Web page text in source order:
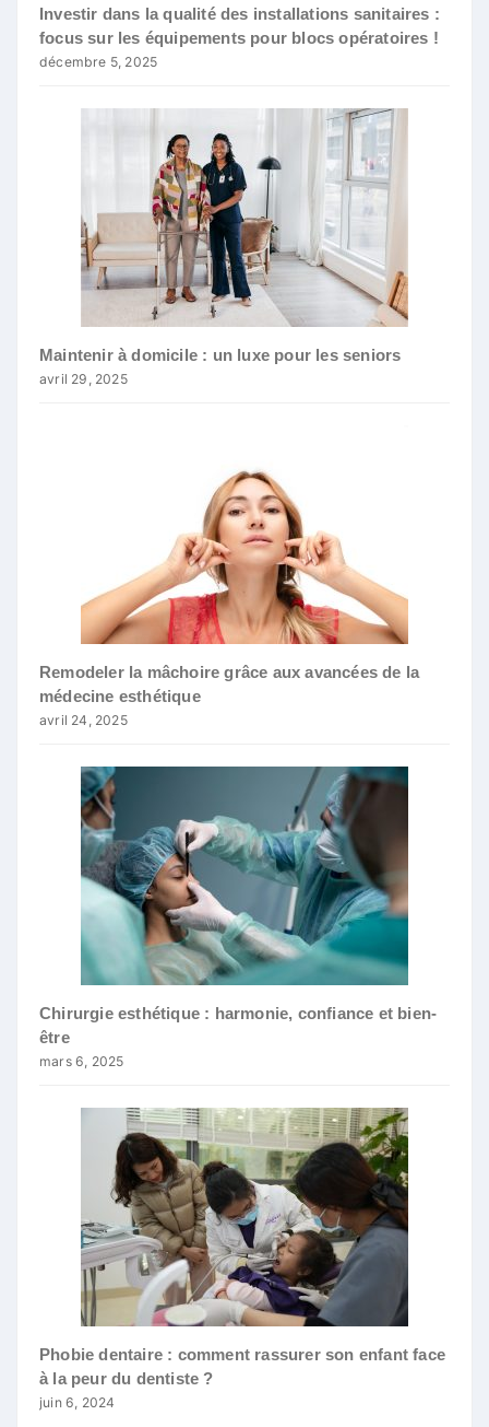
Investir dans la qualité des installations sanitaires :
focus sur les équipements pour blocs opératoires !
décembre 5, 2025
Maintenir à domicile : un luxe pour les seniors
avril 29, 2025
Remodeler la mâchoire grâce aux avancées de la
médecine esthétique
avril 24, 2025
Chirurgie esthétique : harmonie, confiance et bien-
être
mars 6, 2025
Phobie dentaire : comment rassurer son enfant face
à la peur du dentiste ?
juin 6, 2024